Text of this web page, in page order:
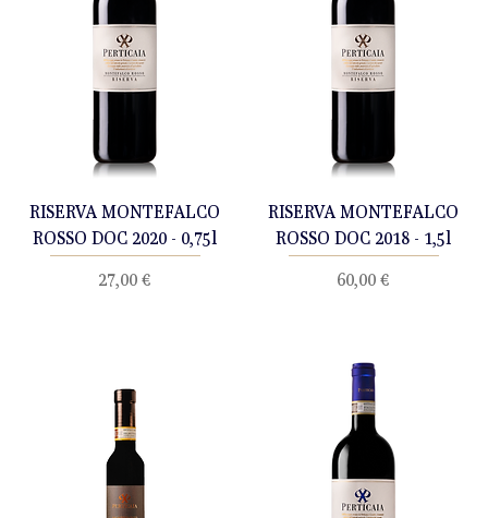
RISERVA MONTEFALCO
ROSSO DOC 2020 - 0,75l
Prezzo
27,00 €
RISERVA MONTEFALCO
ROSSO DOC 2018 - 1,5l
Prezzo
60,00 €